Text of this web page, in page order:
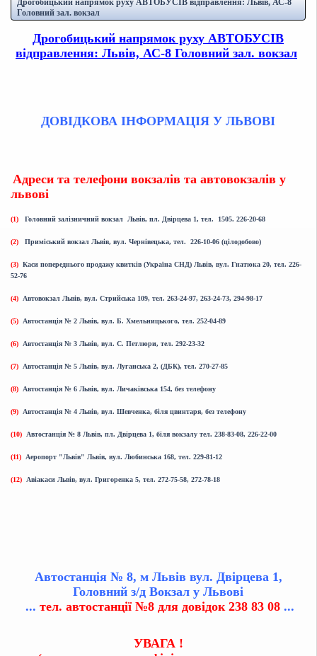
Дрогобицький напрямок руху АВТОБУСІВ відправлення: Львів, АС-8
Головний зал. вокзал
Дрогобицький напрямок руху АВТОБУСІВ
відправлення: Львів, АС-8 Головний зал. вокзал
ДОВІДКОВА ІНФОРМАЦІЯ У ЛЬВОВІ
Адреси та телефони вокзалів та автовокзалів у
львові
(1) Головний залізничний вокзал Львів, пл. Двірцева 1, тел. 1505. 226-20-68
(2) Приміський вокзал Львів, вул. Чернівецька, тел. 226-10-06 (цілодобово)
(3) Каси попереднього продажу квитків (Україна СНД) Львів, вул. Гнатюка 20, тел. 226-
52-76
(4) Автовокзал Львів, вул. Стрийська 109, тел. 263-24-97, 263-24-73, 294-98-17
(5) Автостанція № 2 Львів, вул. Б. Хмельницького, тел. 252-04-89
(6) Автостанція № 3 Львів, вул. С. Петлюри, тел. 292-23-32
(7) Автостанція № 5 Львів, вул. Луганська 2, (ДБК), тел. 270-27-85
(8) Автостанція № 6 Львів, вул. Личаківська 154, без телефону
(9) Автостанція № 4 Львів, вул. Шевченка, біля цвинтаря, без телефону
(10) Автостанція № 8 Львів, пл. Двірцева 1, біля вокзалу тел. 238-83-08, 226-22-00
(11) Аеропорт "Львів" Львів, вул. Любинська 168, тел. 229-81-12
(12) Авіакаси Львів, вул. Григоренка 5, тел. 272-75-58, 272-78-18
Автостанція № 8, м Львів вул. Двірцева 1,
Головний з/д Вокзал у Львові
... тел. автостанції №8 для довідок 238 83 08 ...
УВАГА !